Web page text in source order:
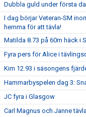
Dubbla guld under första
I dag börjar Veteran-SM
hemma för att tävla!
Matilda 8.73 på 60m häck i
Fyra pers för Alice i
Kim 12.93 i säsongens
Hammarbyspelen dag 3:
JC fyra i Glasgow
Carl Magnus och Janne